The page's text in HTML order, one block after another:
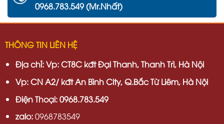
0968.783.549 (Mr.Nhất)
THÔNG TIN LIÊN HỆ
Địa chỉ: Vp: CT8C kđt Đại Thanh, Thanh Trì, Hà Nội
Vp: CN A2/ kđt An Bình City, Q.Bắc Từ Liêm, Hà Nội
Điện Thoại: 0968.783.549
zalo:0968783549